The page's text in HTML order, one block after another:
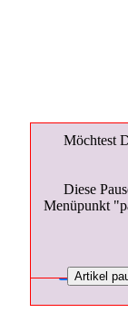
Möchtest
Möchtest Du
Artikel
Möchtest
Diese
Menüpunkt